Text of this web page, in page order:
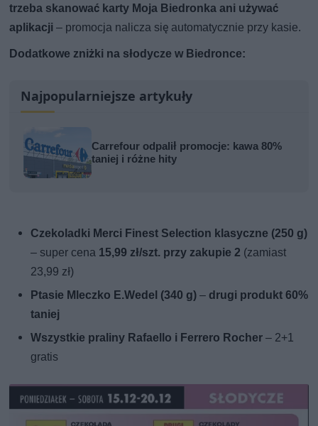
trzeba skanować karty Moja Biedronka ani używać
aplikacji – promocja nalicza się automatycznie przy kasie.
Dodatkowe zniżki na słodycze w Biedronce:
Najpopularniejsze artykuły
Carrefour odpalił promocje: kawa 80%
taniej i różne hity
Czekoladki Merci Finest Selection klasyczne (250 g)
– super cena 15,99 zł/szt. przy zakupie 2 (zamiast
23,99 zł)
Ptasie Mleczko E.Wedel (340 g) – drugi produkt 60%
taniej
Wszystkie praliny Rafaello i Ferrero Rocher – 2+1
gratis